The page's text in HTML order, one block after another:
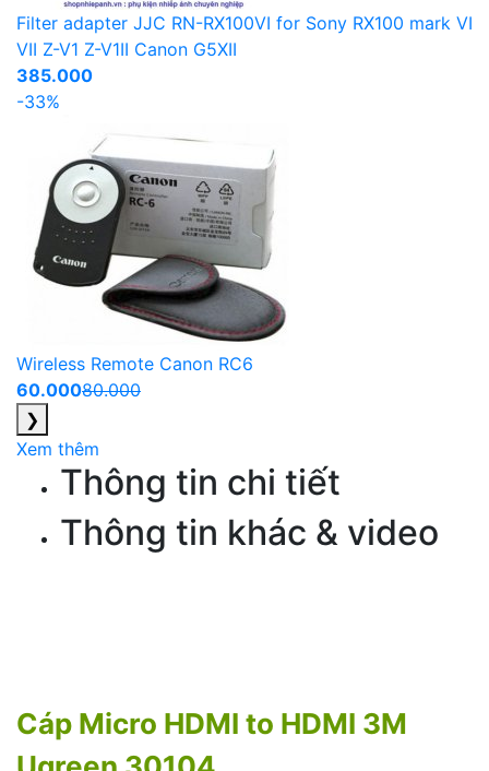
Filter adapter JJC RN-RX100VI for Sony RX100 mark VI
VII Z-V1 Z-V1II Canon G5XII
385.000
-33%
Wireless Remote Canon RC6
60.00080.000
❯
Xem thêm
Thông tin chi tiết
Thông tin khác & video
Cáp Micro HDMI to HDMI 3M